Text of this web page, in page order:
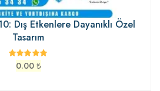
Dış Etkenlere Dayanıklı Özel
Tasarım
0.00 ₺